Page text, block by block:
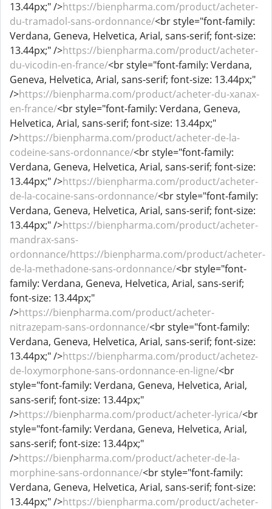
13.44px;" />https://bienpharma.com/product/acheter-
du-tramadol-sans-ordonnance/<br style="font-family:
Verdana, Geneva, Helvetica, Arial, sans-serif; font-size:
13.44px;" />https://bienpharma.com/product/acheter-
du-vicodin-en-france/<br style="font-family: Verdana,
Geneva, Helvetica, Arial, sans-serif; font-size: 13.44px;"
/>https://bienpharma.com/product/acheter-du-xanax-
en-france/<br style="font-family: Verdana, Geneva,
Helvetica, Arial, sans-serif; font-size: 13.44px;"
/>https://bienpharma.com/product/acheter-de-la-
codeine-sans-ordonnance/<br style="font-family:
Verdana, Geneva, Helvetica, Arial, sans-serif; font-size:
13.44px;" />https://bienpharma.com/product/acheter-
de-la-cocaine-sans-ordonnance/<br style="font-family:
Verdana, Geneva, Helvetica, Arial, sans-serif; font-size:
13.44px;" />https://bienpharma.com/product/acheter-
mandrax-sans-
ordonnance/https://bienpharma.com/product/acheter-
de-la-methadone-sans-ordonnance/<br style="font-
family: Verdana, Geneva, Helvetica, Arial, sans-serif;
font-size: 13.44px;"
/>https://bienpharma.com/product/acheter-
nitrazepam-sans-ordonnance/<br style="font-family:
Verdana, Geneva, Helvetica, Arial, sans-serif; font-size:
13.44px;" />https://bienpharma.com/product/achetez-
de-loxymorphone-sans-ordonnance-en-ligne/<br
style="font-family: Verdana, Geneva, Helvetica, Arial,
sans-serif; font-size: 13.44px;"
/>https://bienpharma.com/product/acheter-lyrica/<br
style="font-family: Verdana, Geneva, Helvetica, Arial,
sans-serif; font-size: 13.44px;"
/>https://bienpharma.com/product/acheter-de-la-
morphine-sans-ordonnance/<br style="font-family:
Verdana, Geneva, Helvetica, Arial, sans-serif; font-size:
13.44px;" />https://bienpharma.com/product/acheter-